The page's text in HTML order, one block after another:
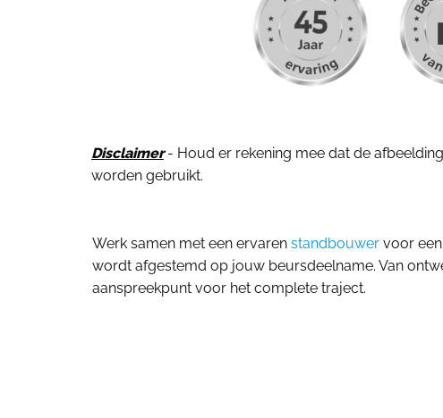
Disclaimer- Houd er rekening mee dat de
worden gebruikt.
Werk samen met een ervaren standbouwer voor
wordt afgestemd op jouw beursdeelname. Van
aanspreekpunt voor het complete traject.